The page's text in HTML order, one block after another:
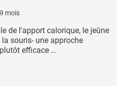
mois
de l'apport calorique, le jeûne
souris- une approche
efficace ...